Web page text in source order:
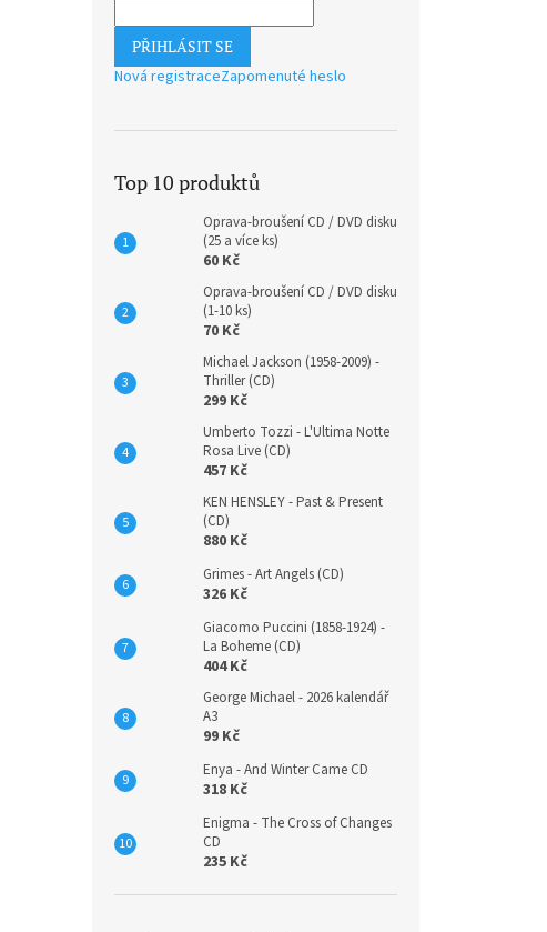
PŘIHLÁSIT SE
Nová registraceZapomenuté heslo
Top 10 produktů
Oprava-broušení CD / DVD disku
(25 a více ks)
60 Kč
Oprava-broušení CD / DVD disku
(1-10 ks)
70 Kč
Michael Jackson (1958-2009) -
Thriller (CD)
299 Kč
Umberto Tozzi - L'Ultima Notte
Rosa Live (CD)
457 Kč
KEN HENSLEY - Past & Present
(CD)
880 Kč
Grimes - Art Angels (CD)
326 Kč
Giacomo Puccini (1858-1924) -
La Boheme (CD)
404 Kč
George Michael - 2026 kalendář
A3
99 Kč
Enya - And Winter Came CD
318 Kč
Enigma - The Cross of Changes
CD
235 Kč